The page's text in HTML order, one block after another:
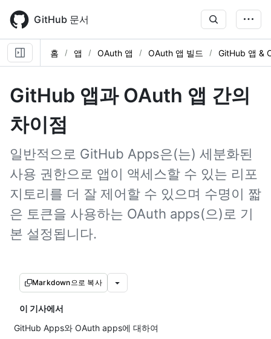
main
content
GitHub 문서
홈 앱 OAuth 앱 OAuth 앱 빌드 GitHub 앱 &
GitHub 앱과 OAuth 앱 간의
차이점
일반적으로 GitHub Apps은(는) 세분화된
사용 권한으로 앱이 액세스할 수 있는 리포
지토리를 더 잘 제어할 수 있으며 수명이 짧
은 토큰을 사용하는 OAuth apps(으)로 기
본 설정됩니다.
Markdown으로 복사
이 기사에서
GitHub Apps와 OAuth apps에 대하여